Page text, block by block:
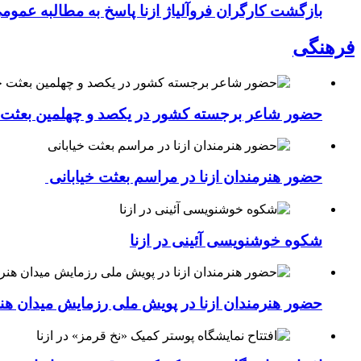
بازگشت کارگران فروآلیاژ ازنا پاسخ به مطالبه
فرهنگی
حضور شاعر برجسته کشور در یکصد و چهلمین بعثت
حضور هنرمندان ازنا در مراسم بعثت خیابانی
شکوه خوشنویسی آئینی در ازنا
حضور هنرمندان ازنا در پویش ملی رزمایش میدان